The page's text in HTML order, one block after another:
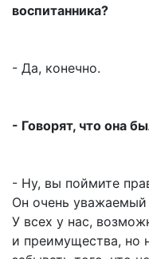
воспитанника?
- Да, конечно.
- Говорят, что она
- Ну, вы поймите
Он очень уважаемый
У всех у нас,
и преимущества, но